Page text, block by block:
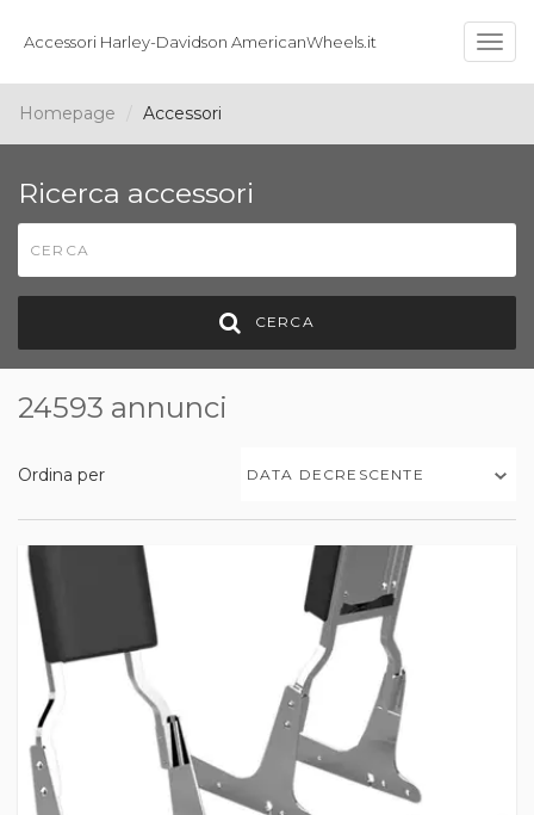
Accessori Harley-Davidson AmericanWheels.it
Homepage Accessori
Ricerca accessori
CERCA
24593 annunci
Ordina per DATA DECRESCENTE